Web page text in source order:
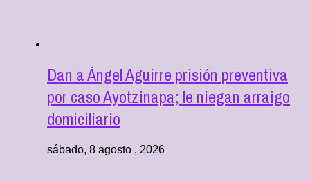
Dan a Ángel Aguirre prisión preventiva
por caso Ayotzinapa; le niegan arraigo
domiciliario
sábado, 8 agosto , 2026